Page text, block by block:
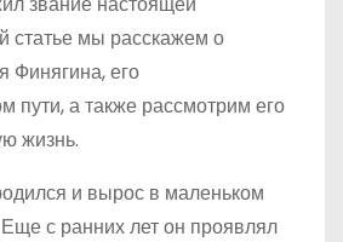
статье мы расскажем о
Финягина, его
пути, а также рассмотрим его
жизнь.
и вырос в маленьком
с ранних лет он проявлял